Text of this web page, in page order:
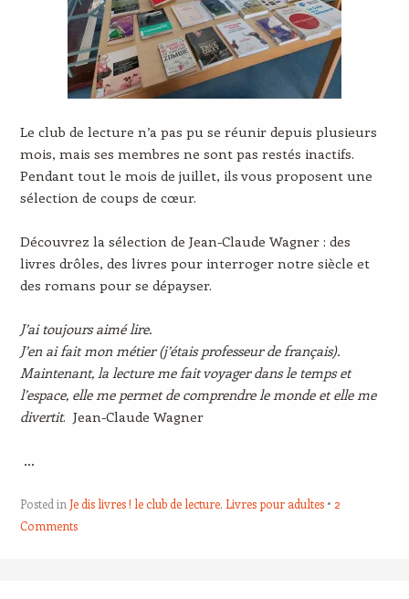
Le club de lecture n’a pas pu se réunir depuis plusieurs
mois, mais ses membres ne sont pas restés inactifs.
Pendant tout le mois de juillet, ils vous proposent une
sélection de coups de cœur.
Découvrez la sélection de Jean-Claude Wagner : des
livres drôles, des livres pour interroger notre siècle et
des romans pour se dépayser.
J’ai toujours aimé lire.
J’en ai fait mon métier (j’étais professeur de français).
Maintenant, la lecture me fait voyager dans le temps et
l’espace, elle me permet de comprendre le monde et elle me
divertit. Jean-Claude Wagner
…
Posted in Je dis livres ! le club de lecture, Livres pour adultes
2
Comments